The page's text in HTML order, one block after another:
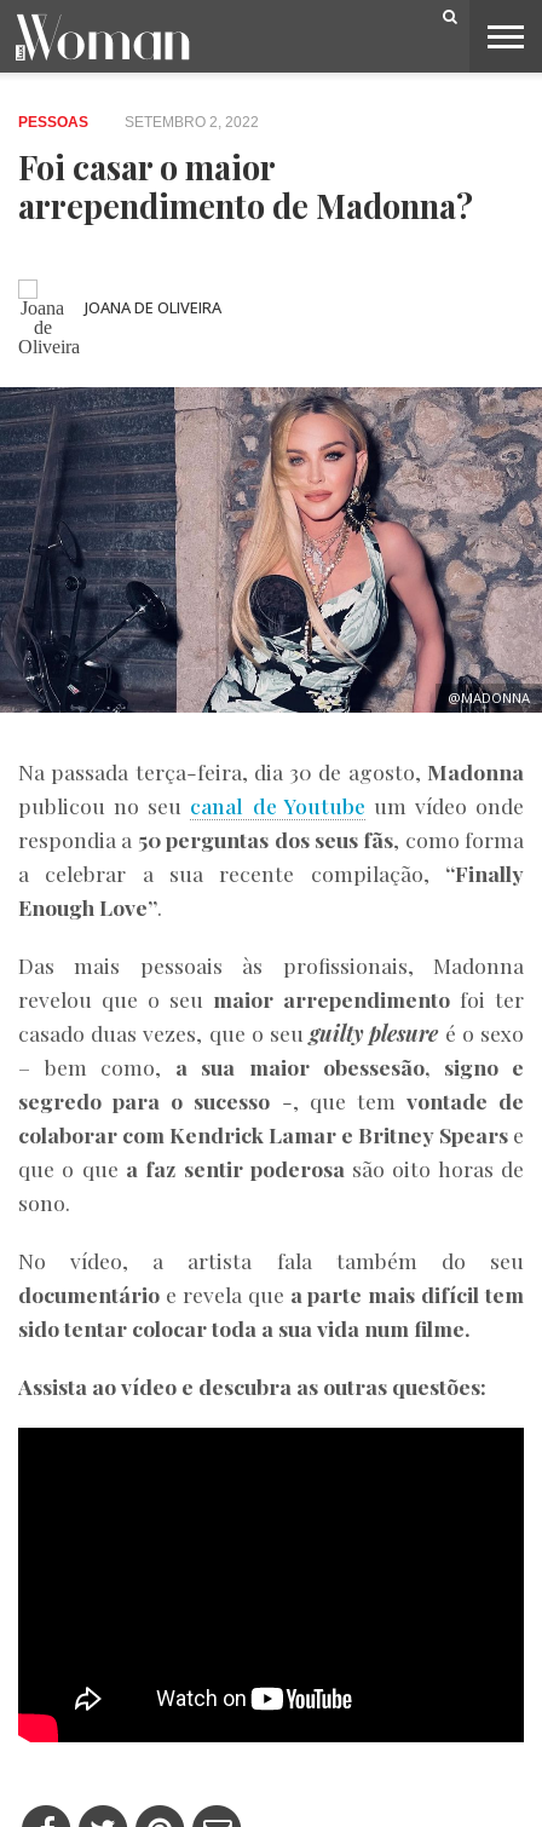
BELEZA
CAPA
LIFESTYLE
MODA
OPINIÃO
PESSOAS
SOCIEDADE
VIDEOS
PESSOAS SETEMBRO 2, 2022
Foi casar o maior
arrependimento de Madonna?
JOANA DE OLIVEIRA
@MADONNA
Na passada terça-feira, dia 30 de agosto, Madonna
publicou no seu canal de Youtube um vídeo onde
respondia a 50 perguntas dos seus fãs, como forma
a celebrar a sua recente compilação, “Finally
Enough Love”.
Das mais pessoais às profissionais, Madonna
revelou que o seu maior arrependimento foi ter
casado duas vezes, que o seuguilty plesureé o sexo
– bem como, a sua maior obessesão, signo e
segredo para o sucesso -, que tem vontade de
colaborar com Kendrick Lamar e Britney Spears e
que o que a faz sentir poderosa são oito horas de
sono.
No vídeo, a artista fala também do seu
documentário e revela que a parte mais difícil tem
sido tentar colocar toda a sua vida num filme.
Assista ao vídeo e descubra as outras questões: